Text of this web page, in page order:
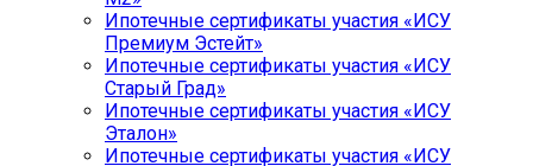
Ипотечные сертификаты участия «ИСУ
Премиум Эстейт»
Ипотечные сертификаты участия «ИСУ
Старый Град»
Ипотечные сертификаты участия «ИСУ
Эталон»
Ипотечные сертификаты участия «ИСУ